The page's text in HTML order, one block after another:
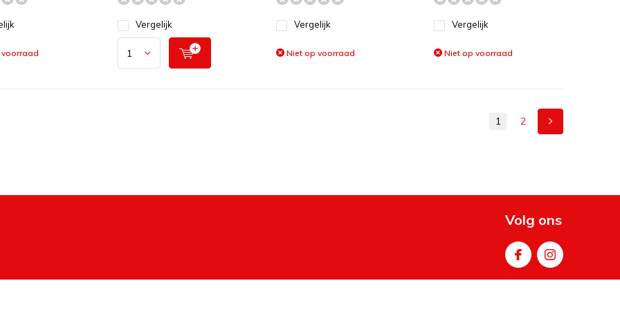
Vergelijk Vergelijk
Niet op voorraad
Vergelijk
Niet op voorraad
1 2
Volg ons